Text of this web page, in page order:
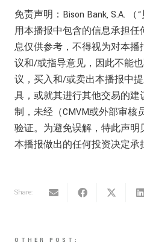
免责声明：Bison Bank, S.A.
用本播报中包含的信息承担
息仅供参考，不得视为对本
议和/或指导意见，因此不能
议，买入和/或卖出本播报中
具，或就其进行其他交易的
制，未经（CMVM或外部审核
验证。为避免误解，特此声
本播报做出的任何投资决定承
Share:
OTHER POST: